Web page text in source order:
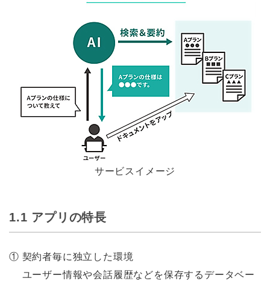
サービスイメージ
1.1 アプリの特長
① 契約者毎に独立した環境
ユーザー情報や会話履歴などを保存するデータベー